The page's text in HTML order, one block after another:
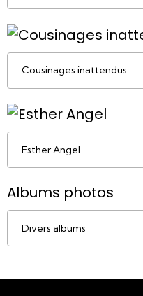
Cousinages inattendus
Esther Angel
Albums photos
Divers albums